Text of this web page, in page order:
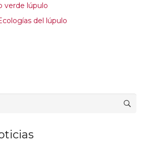
verde lúpulo
del lúpulo